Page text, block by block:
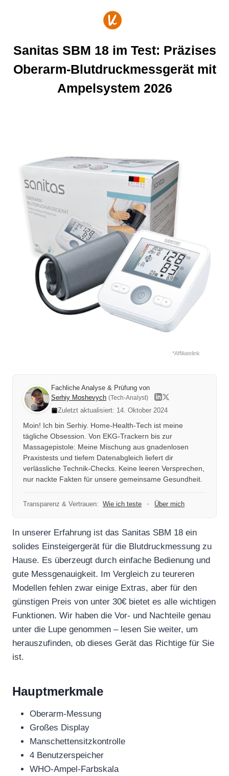
Sanitas SBM 18 im Test: Präzises
Oberarm-Blutdruckmessgerät mit
Ampelsystem 2026
*Affiliatelink
Fachliche Analyse & Prüfung von
Serhiy Moshevych (Tech-Analyst)
Zuletzt aktualisiert: 14. Oktober 2024
Moin! Ich bin Serhiy. Home-Health-Tech ist meine
tägliche Obsession. Von EKG-Trackern bis zur
Massagepistole: Meine Mischung aus gnadenlosen
Praxistests und tiefem Datenabgleich liefert dir
verlässliche Technik-Checks. Keine leeren Versprechen,
nur nackte Fakten für unsere gemeinsame Gesundheit.
Transparenz & Vertrauen: Wie ich teste • Über mich
In unserer Erfahrung ist das Sanitas SBM 18 ein
solides Einsteigergerät für die Blutdruckmessung zu
Hause. Es überzeugt durch einfache Bedienung und
gute Messgenauigkeit. Im Vergleich zu teureren
Modellen fehlen zwar einige Extras, aber für den
günstigen Preis von unter 30€ bietet es alle wichtigen
Funktionen. Wir haben die Vor- und Nachteile genau
unter die Lupe genommen – lesen Sie weiter, um
herauszufinden, ob dieses Gerät das Richtige für Sie
ist.
Hauptmerkmale
Oberarm-Messung
Großes Display
Manschettensitzkontrolle
4 Benutzerspeicher
WHO-Ampel-Farbskala